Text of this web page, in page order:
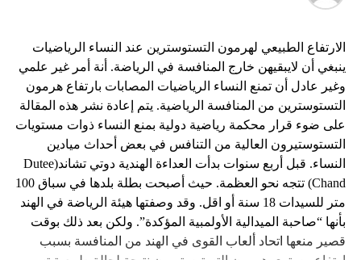
الارتفاع الطبيعي لهرمون التستوسترين عند النساء الرياضيات
ينبغي أن لايبقيهن خارج المنافسة في الرياضة. أنة أمر غير علمي
وغير عادل أن تمنع النساء الرياضيات المصابات بارتفاع هرمون
التستوسترين من المنافسة الرياضية. يتم إعادة نشر هذه المقالة
على ضوء قرار محكمة رياضية دولية بمنع النساء ذوات مستويات
التستوستيرون العالية من التنافس في بعض أحداث ميادين
النساء. قبل أربع سنوات بدأت العداءة الهندية دوتي تشاند(Dutee
Chand) تتجه نحو العظمة. حيث أصبحت بطلة بلدها في سباق 100
متر للسيدات 18 سنة أو اقل. وقد وصفتها هيئة الرياضة في الهند
بأنها “صاحبة الميدالية الأولمبية المؤكدة”. ولكن بعد ذلك بوقت
قصير منعها اتحاد ألعاب القوى في الهند من المنافسة بسبب